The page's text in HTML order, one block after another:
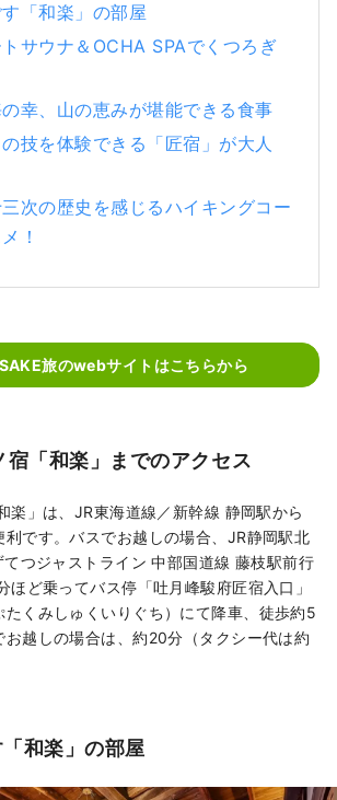
「和楽」の部屋
サウナ＆OCHA SPAでくつろぎ
幸、山の恵みが堪能できる食事
技を体験できる「匠宿」が大人
次の歴史を感じるハイキングコー
！
旅のwebサイトはこちらから
宿「和楽」までのアクセス
楽」は、JR東海道線／新幹線 静岡駅から
利です。バスでお越しの場合、JR静岡駅北
つジャストライン 中部国道線 藤枝駅前行
ほど乗ってバス停「吐月峰駿府匠宿入口」
たくみしゅくいりぐち）にて降車、徒歩約5
お越しの場合は、約20分（タクシー代は約
和楽」の部屋